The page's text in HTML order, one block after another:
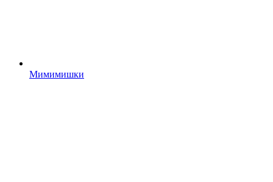
Мимимишки